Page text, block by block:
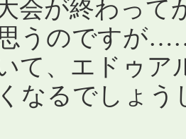
会が終わって
うのですが
て、エドゥア
なるでしょう